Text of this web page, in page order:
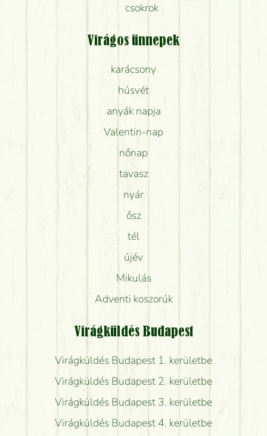
csokrok
Virágos ünnepek
karácsony
húsvét
anyák napja
Valentin-nap
nőnap
tavasz
nyár
ősz
tél
újév
Mikulás
Adventi koszorúk
Virágküldés Budapest
Virágküldés Budapest 1. kerületbe
Virágküldés Budapest 2. kerületbe
Virágküldés Budapest 3. kerületbe
Virágküldés Budapest 4. kerületbe